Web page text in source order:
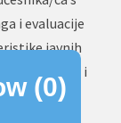
i evaluacije
javnih
i
i
(0)